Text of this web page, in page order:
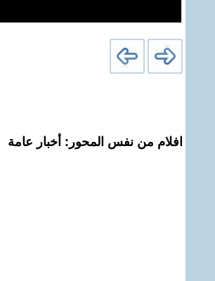
افلام من نفس المحور: أخبار عامة